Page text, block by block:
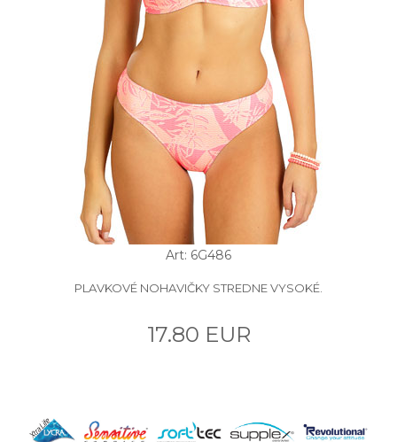
Art: 6G486
PLAVKOVÉ NOHAVIČKY STREDNE VYSOKÉ.
17.80 EUR